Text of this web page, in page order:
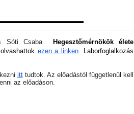
Sóti Csaba
Hegesztőmérnökök élete
ezen a linken. Laborfoglalkozás
itttudtok. Az előadástól függetlenül kell
az előadáson.